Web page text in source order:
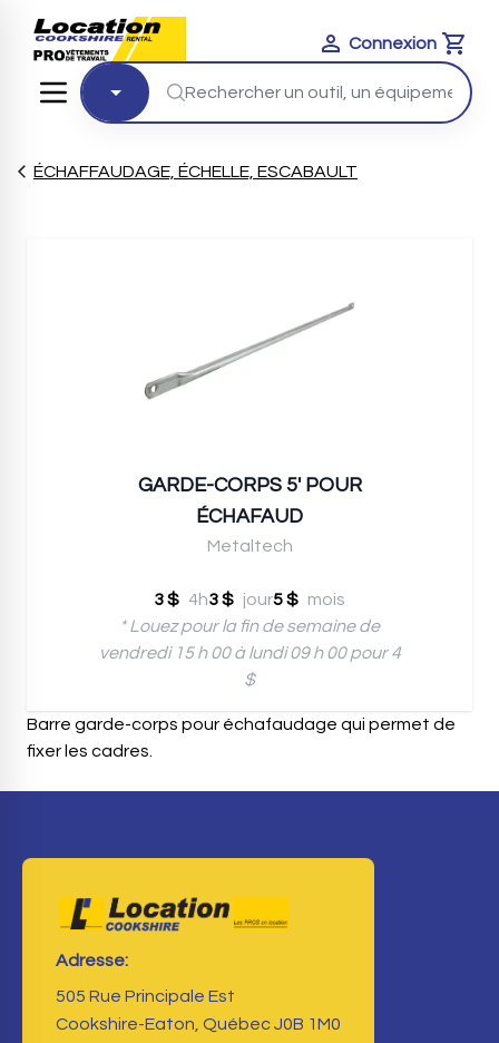
Connexion
Cart
ÉCHAFFAUDAGE, ÉCHELLE, ESCABAULT
GARDE-CORPS 5' POUR
ÉCHAFAUD
Metaltech
3 $ 4h3 $ jour5 $ mois
* Louez pour la fin de semaine de
vendredi 15 h 00 à lundi 09 h 00 pour 4
$
Barre garde-corps pour échafaudage qui permet de
fixer les cadres.
Adresse:
505 Rue Principale Est
Cookshire-Eaton, Québec J0B 1M0